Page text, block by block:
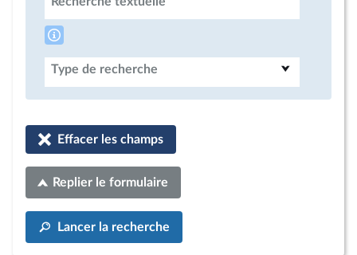
Type de recherche
Effacer les champs
Replier le formulaire
Lancer la recherche